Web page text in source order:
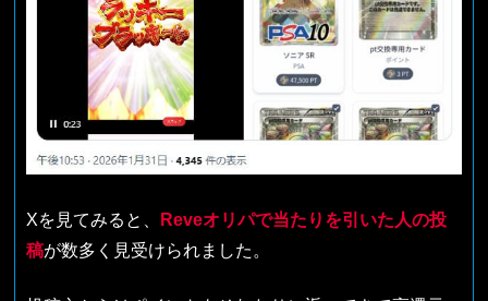
Xを見てみると、
Reveオリパで当たりを引いた人の投
稿が数多く見受けられました。